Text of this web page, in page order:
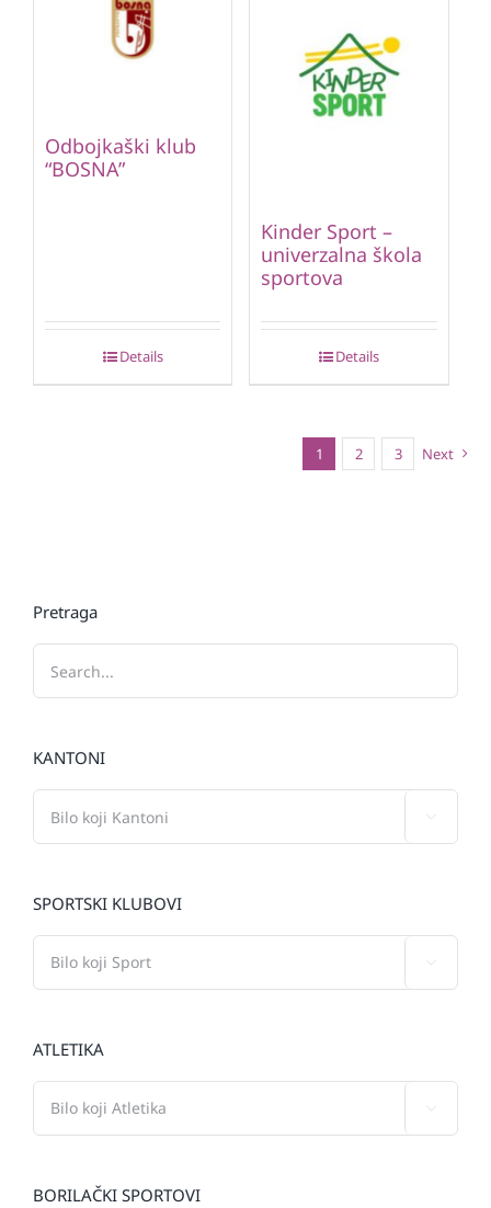
Odbojkaški klub
“BOSNA”
Details
Kinder Sport –
univerzalna škola
sportova
Details
1 2 3 Next
Pretraga
KANTONI
SPORTSKI KLUBOVI
ATLETIKA
BORILAČKI SPORTOVI